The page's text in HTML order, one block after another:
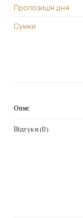
Пропозиція дня
Сумки
Опис
Відгуки (0)